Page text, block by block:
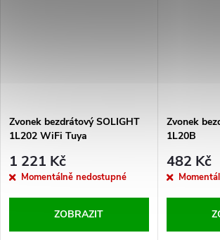
Zvonek bezdrátový SOLIGHT
1L202 WiFi Tuya
1 221 Kč
Momentálně nedostupné
ZOBRAZIT
Zvonek
1L20B
482 Kč